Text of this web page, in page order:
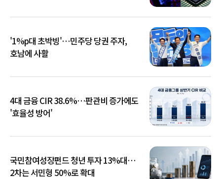
'1%p대 초박빙'…민주당 당권 주자,
호남에 사활
4대 금융 CIR 38.6%…판관비 증가에도
'효율성 방어'
국민참여성장펀드 청년 투자 13%대…
2차는 서민형 50%로 확대